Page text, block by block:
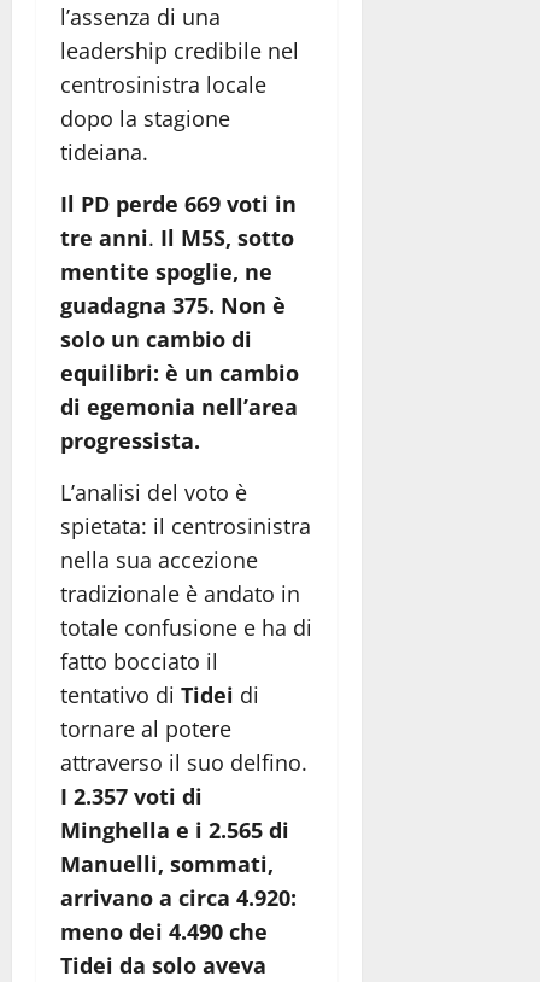
l’assenza di una
leadership credibile nel
centrosinistra locale
dopo la stagione
tideiana.
Il PD perde 669 voti in
tre anni. Il M5S, sotto
mentite spoglie, ne
guadagna 375. Non è
solo un cambio di
equilibri: è un cambio
di egemonia nell’area
progressista.
L’analisi del voto è
spietata: il centrosinistra
nella sua accezione
tradizionale è andato in
totale confusione e ha di
fatto bocciato il
tentativo di Tidei di
tornare al potere
attraverso il suo delfino.
I 2.357 voti di
Minghella e i 2.565 di
Manuelli, sommati,
arrivano a circa 4.920:
meno dei 4.490 che
Tidei da solo aveva